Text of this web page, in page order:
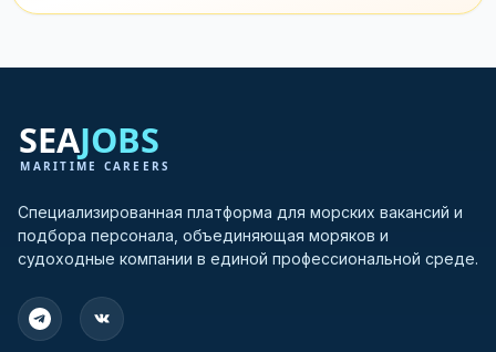
Специализированная платформа для морских вакансий и
подбора персонала, объединяющая моряков и
судоходные компании в единой профессиональной среде.